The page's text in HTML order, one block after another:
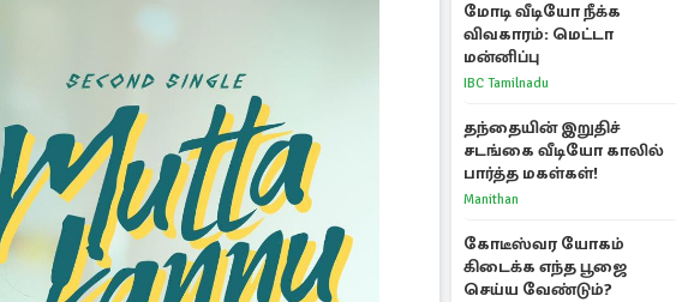
மோடி வீடியோ நீக்க
விவகாரம்: மெட்டா
மன்னிப்பு
IBC Tamilnadu
தந்தையின் இறுதிச்
சடங்கை வீடியோ காலில்
பார்த்த மகள்கள்!
Manithan
கோடீஸ்வர யோகம்
கிடைக்க எந்த பூஜை
செய்ய வேண்டும்?